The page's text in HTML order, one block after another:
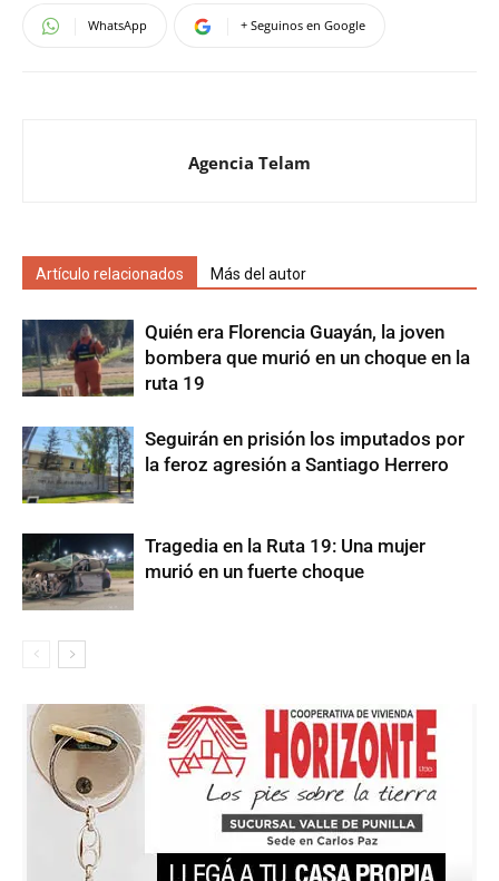
WhatsApp + Seguinos en Google
Agencia Telam
Artículo relacionados Más del autor
Quién era Florencia Guayán, la joven
bombera que murió en un choque en la
ruta 19
Seguirán en prisión los imputados por
la feroz agresión a Santiago Herrero
Tragedia en la Ruta 19: Una mujer
murió en un fuerte choque